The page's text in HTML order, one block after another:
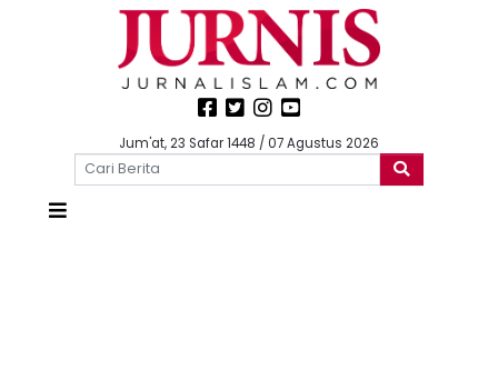
Jum'at, 23 Safar 1448 / 07 Agustus 2026